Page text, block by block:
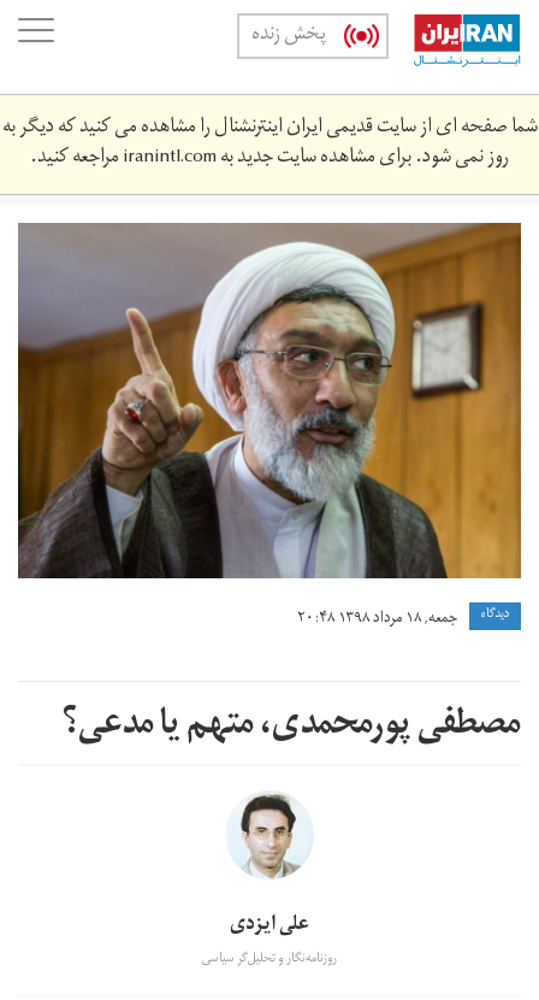
Skip
main
content
پخش زنده
شما صفحه ای از سایت قدیمی ایران اینترنشنال را مشاهده می کنید که دیگر به
روز نمی شود. برای مشاهده سایت جدید بهiranintl.comمراجعه کنید.
مصطفی
پورمحمدی
دیدگاه جمعه, ۱۸ مرداد ۱۳۹۸ ۲۰:۴۸
مصطفی پورمحمدی، متهم یا مدعی؟
علی ایزدی
روزنامه‌نگار و تحلیل‌گر سیاسی